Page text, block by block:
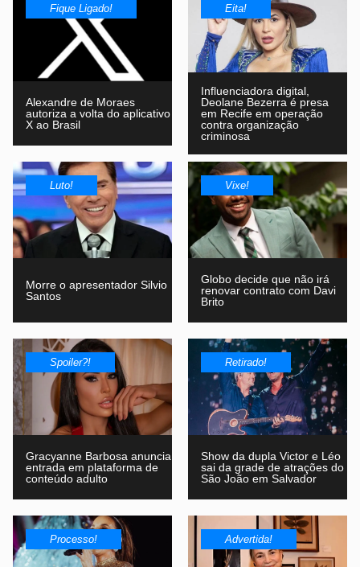
Fique Ligado!
Alexandre de Moraes
autoriza a volta do aplicativo
X ao Brasil
Eita!
Influenciadora digital,
Deolane Bezerra é presa
em Recife em operação
contra organização
criminosa
Luto!
Morre o apresentador Silvio
Santos
Vixe!
Globo decide que não irá
renovar contrato com Davi
Brito
Spoiler?!
Gracyanne Barbosa anuncia
entrada em plataforma de
conteúdo adulto
Retirado!
Show da dupla Victor e Léo
sai da grade de atrações do
São João em Salvador
Processo! Advertida!